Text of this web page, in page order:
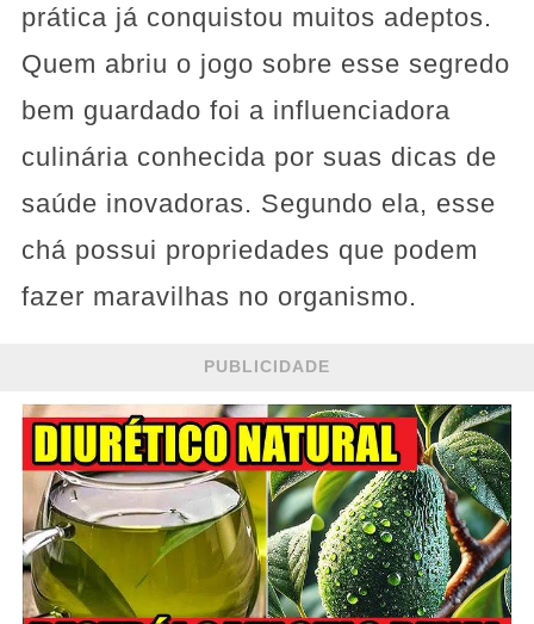
prática já conquistou muitos adeptos.
Quem abriu o jogo sobre esse segredo
bem guardado foi a influenciadora
culinária conhecida por suas dicas de
saúde inovadoras. Segundo ela, esse
chá possui propriedades que podem
fazer maravilhas no organismo.
PUBLICIDADE